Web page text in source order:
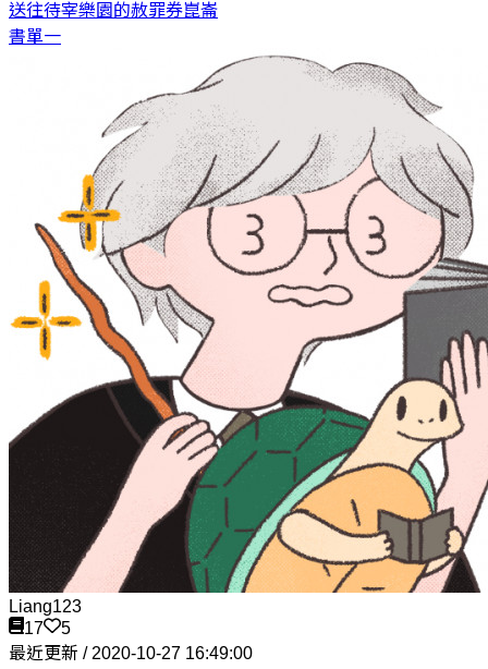
送往待宰樂園的赦罪券崑崙
書單一
Liang123
17
5
最近更新 / 2020-10-27 16:49:00